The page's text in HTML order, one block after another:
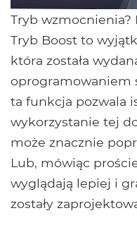
Tryb wzmocnienia?
Tryb Boost to
która została
oprogramowaniem
ta funkcja pozwala
wykorzystanie tej
może znacznie
Lub, mówiąc
wyglądają lepiej i
zostały